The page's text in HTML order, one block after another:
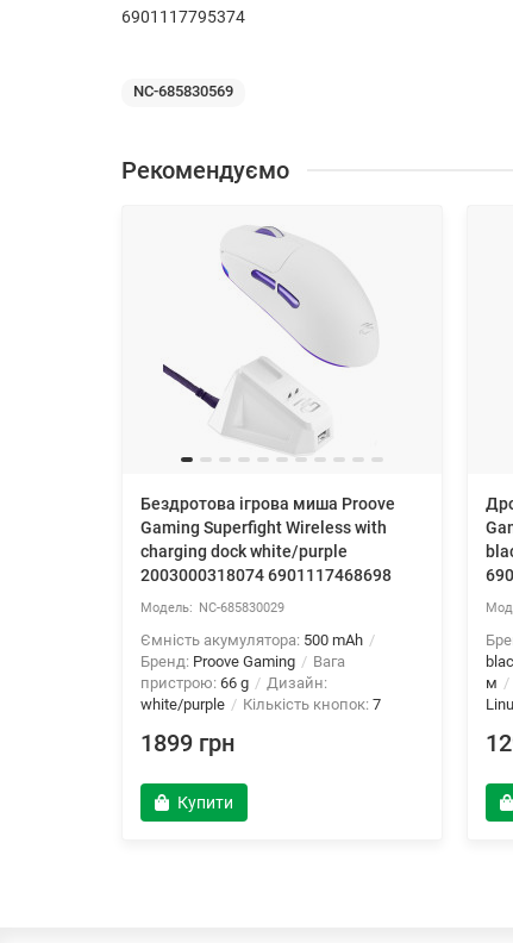
6901117795374
NC-685830569
Рекомендуємо
Бездротова ігрова миша Proove
Gaming Superfight Wireless with
charging dock white/purple
2003000318074 6901117468698
NC-685830029
Ємність акумулятора: 500 mAh
Бренд: Proove Gaming
Вага
пристрою: 66 g
Дизайн:
white/purple
Кількість кнопок: 7
1899 грн
Купити
м